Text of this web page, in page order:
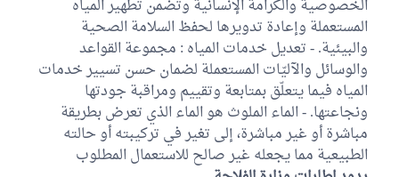
الخصوصية والكرامة الإنسانية وتضمن تطهير المياه
المستعملة وإعادة تدويرها لحفظ السلامة الصحية
والبيئية. - تعدیل خدمات المیاه : مجموعة القواعد
والوسائل والآلیّات المستعملة لضمان حسن تسيير خدمات
المياه فیما یتعلّق بمتابعة وتقييم ومراقبة جودتها
ونجاعتها. - الماء الملوث هو الماء الذي تعرض بطريقة
مباشرة أو غير مباشرة، إلى تغير في تركيبته أو حالته
الطبيعية مما يجعله غير صالح للاستعمال المطلوب